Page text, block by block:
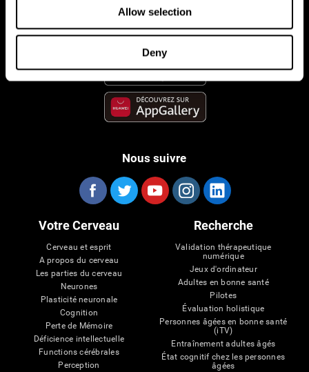
Allow selection
Deny
Nous suivre
Votre Cerveau
Cerveau et esprit
A propos du cerveau
Les parties du cerveau
Neurones
Plasticité neuronale
Cognition
Perte de Mémoire
Déficience intellectuelle
Functions cérébrales
Perception
Recherche
Validation thérapeutique
numérique
Jeux d'ordinateur
Adultes en bonne santé
Pilotes
Évaluation holistique
Personnes âgées en bonne santé
(iTV)
Entraînement adultes âgés
État cognitif chez les personnes
âgées